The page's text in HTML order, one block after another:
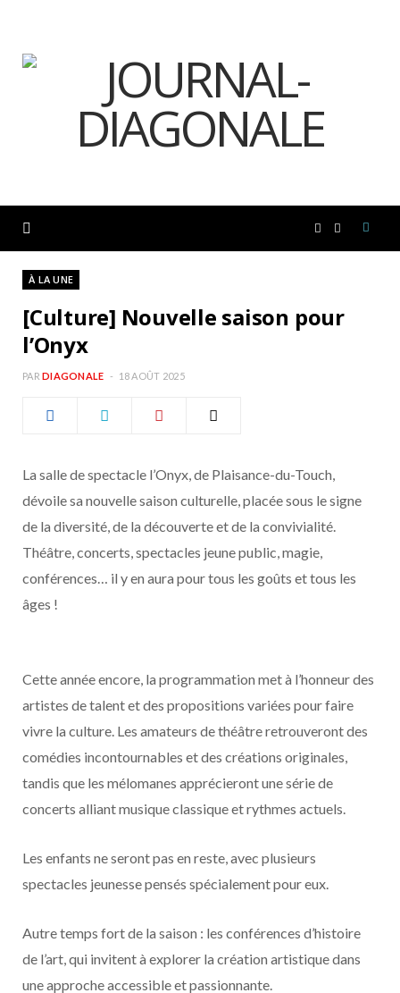
c
o
s
r
À LA UNE
[Culture] Nouvelle saison pour
l’Onyx
PAR DIAGONALE 18 AOÛT 2025
La salle de spectacle l’Onyx, de Plaisance-du-Touch,
dévoile sa nouvelle saison culturelle, placée sous le signe
de la diversité, de la découverte et de la convivialité.
Théâtre, concerts, spectacles jeune public, magie,
conférences… il y en aura pour tous les goûts et tous les
âges !
Cette année encore, la programmation met à l’honneur des
artistes de talent et des propositions variées pour faire
vivre la culture. Les amateurs de théâtre retrouveront des
comédies incontournables et des créations originales,
tandis que les mélomanes apprécieront une série de
concerts alliant musique classique et rythmes actuels.
Les enfants ne seront pas en reste, avec plusieurs
spectacles jeunesse pensés spécialement pour eux.
Autre temps fort de la saison : les conférences d’histoire
de l’art, qui invitent à explorer la création artistique dans
une approche accessible et passionnante.